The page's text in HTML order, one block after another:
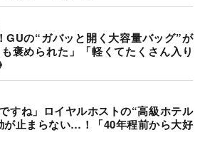
GUの“ガバッと開く大容量バッグ”が
褒められた」「軽くてたくさん入り
すね」ロイヤルホストの“高級ホテル
が止まらない…！「40年程前から大好